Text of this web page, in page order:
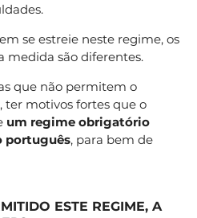
se estreie neste regime, os
medida são diferentes.
que não permitem o
ter motivos fortes que o
um regime obrigatório
português, para bem de
ESTE REGIME, A